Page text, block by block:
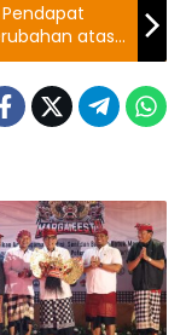
atas